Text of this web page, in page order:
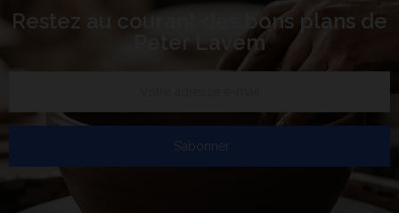
Restez au courant des bons plans de
Peter Lavem
S’abonner